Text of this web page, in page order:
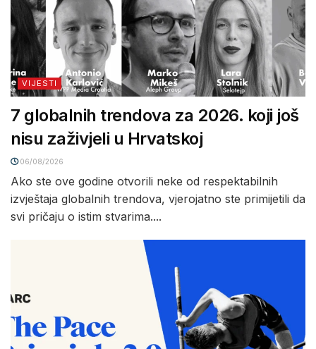
VIJESTI
7 globalnih trendova za 2026. koji još
nisu zaživjeli u Hrvatskoj
06/08/2026
Ako ste ove godine otvorili neke od respektabilnih
izvještaja globalnih trendova, vjerojatno ste primijetili da
svi pričaju o istim stvarima....